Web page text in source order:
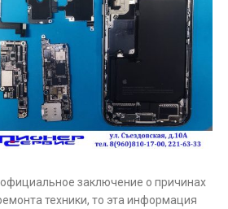
заключение о причинах
техники, то эта информация